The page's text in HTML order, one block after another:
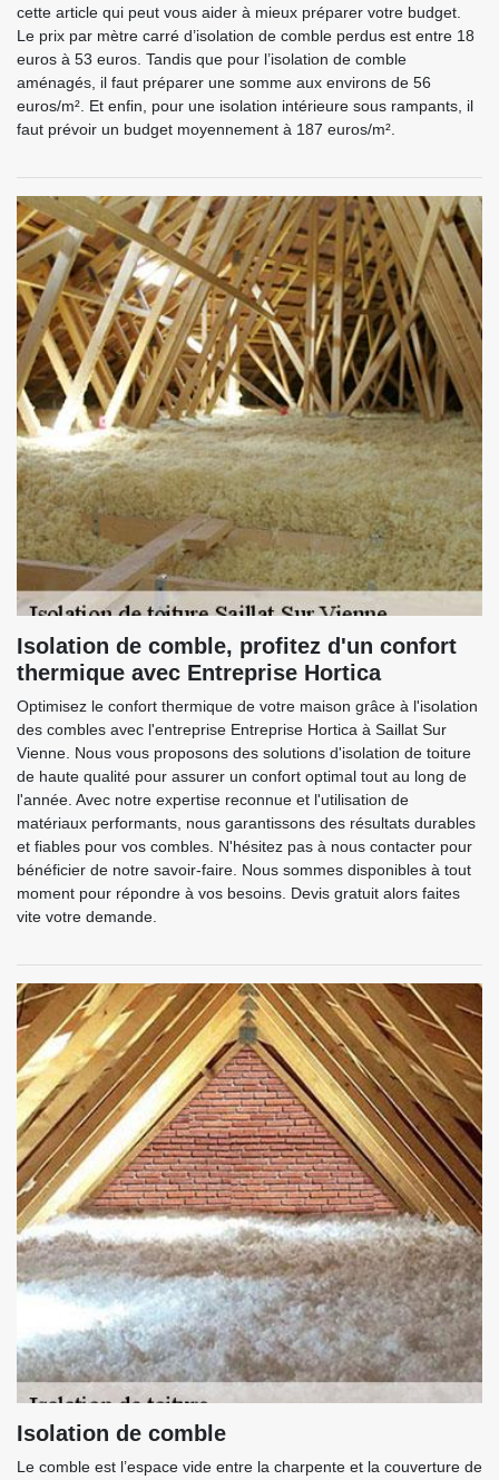
cette article qui peut vous aider à mieux préparer votre budget.
Le prix par mètre carré d’isolation de comble perdus est entre 18
euros à 53 euros. Tandis que pour l’isolation de comble
aménagés, il faut préparer une somme aux environs de 56
euros/m². Et enfin, pour une isolation intérieure sous rampants, il
faut prévoir un budget moyennement à 187 euros/m².
Isolation de comble, profitez d'un confort
thermique avec Entreprise Hortica
Optimisez le confort thermique de votre maison grâce à l'isolation
des combles avec l'entreprise Entreprise Hortica à Saillat Sur
Vienne. Nous vous proposons des solutions d'isolation de toiture
de haute qualité pour assurer un confort optimal tout au long de
l'année. Avec notre expertise reconnue et l'utilisation de
matériaux performants, nous garantissons des résultats durables
et fiables pour vos combles. N'hésitez pas à nous contacter pour
bénéficier de notre savoir-faire. Nous sommes disponibles à tout
moment pour répondre à vos besoins. Devis gratuit alors faites
vite votre demande.
Isolation de comble
Le comble est l’espace vide entre la charpente et la couverture de